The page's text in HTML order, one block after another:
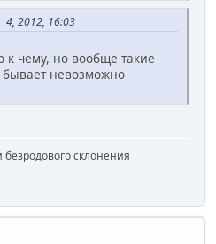
2012, 16:03
к чему, но вообще такие
бывает невозможно
склонения